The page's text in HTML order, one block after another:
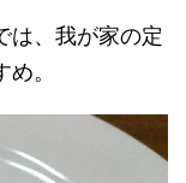
は、我が家の定
。